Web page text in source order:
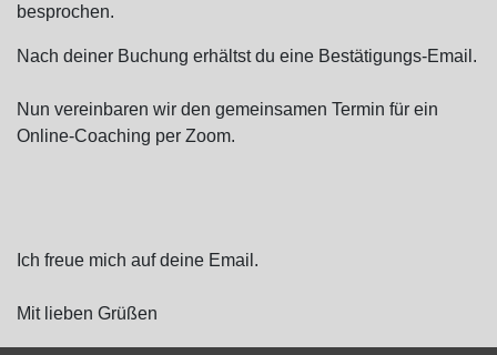
besprochen.
Nach deiner Buchung erhältst du eine Bestätigungs-Email.
Nun vereinbaren wir den gemeinsamen Termin für ein
Online-Coaching per Zoom.
Ich freue mich auf deine Email.
Mit lieben Grüßen